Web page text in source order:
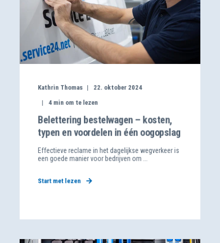
Kathrin Thomas
22. oktober 2024
4min om te lezen
Belettering bestelwagen – kosten,
typen en voordelen in één oogopslag
Effectieve reclame in het dagelijkse wegverkeer is
een goede manier voor bedrijven om ...
Start met lezen